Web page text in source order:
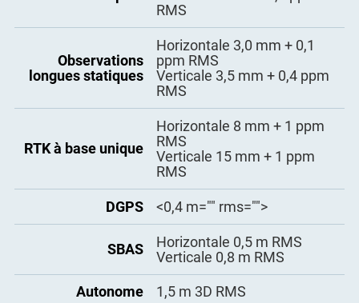
RMS
Observations
longues statiques
Horizontale 3,0 mm + 0,1
ppm RMS
Verticale 3,5 mm + 0,4 ppm
RMS
RTK à base unique
Horizontale 8 mm + 1 ppm
RMS
Verticale 15 mm + 1 ppm
RMS
DGPS <0,4 m="" rms="">
SBAS
Horizontale 0,5 m RMS
Verticale 0,8 m RMS
Autonome 1,5 m 3D RMS
1,8 W
16 h
Interface Type-C
4 Go
avec une précision de 2,5 cm
Entrée/Sortie des
données de
correction
RTCM2.X, 3.X, CMR (GPS
uniquement), CMR+ (GPS
uniquement)
Sortie des données
de position
- ASCII : NMEA-0183 GSV,
RMC, HDT, GGA, GSA, ZDA,
VTG, GST ; PTNL, PJK ; PTNL,
AVR ; PTNL, GGK
- Binaire ComNav mis à jour à
20 Hz